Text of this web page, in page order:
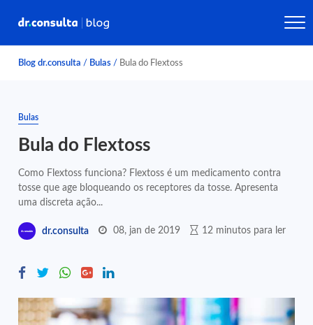
Blog dr.consulta / Bulas / Bula do Flextoss
Bulas
Bula do Flextoss
Como Flextoss funciona? Flextoss é um medicamento contra
tosse que age bloqueando os receptores da tosse. Apresenta
uma discreta ação...
dr.consulta 08, jan de 2019 12 minutos para ler